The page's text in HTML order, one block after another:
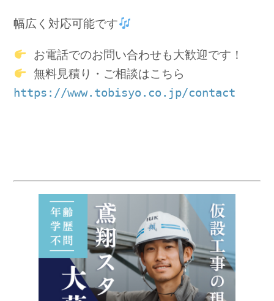
幅広く対応可能です
お電話でのお問い合わせも大歓迎です！
無料見積り・ご相談はこちら
https://www.tobisyo.co.jp/contact